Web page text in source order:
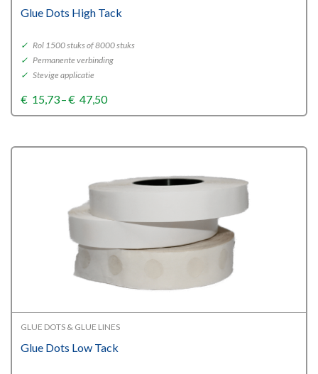
Glue Dots High Tack
✓ Rol 1500 stuks of 8000 stuks
✓ Permanente verbinding
✓ Stevige applicatie
€ 15,73–€ 47,50Price
range:
GLUE DOTS & GLUE LINES
Glue Dots Low Tack